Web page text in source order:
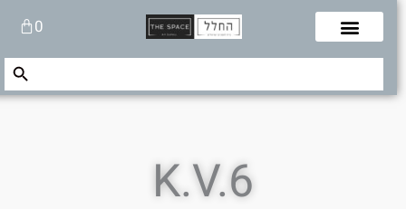
0עגלת
קניות
Search
Search Button
K.V.6